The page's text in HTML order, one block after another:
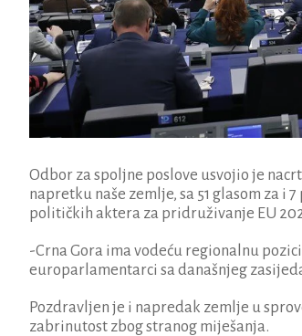
Odbor za spoljne poslove usvojio je
napretku naše zemlje, sa 51 glasom za i
političkih aktera za pridruživanje EU
-Crna Gora ima vodeću regionalnu
europarlamentarci sa današnjeg
Pozdravljen je i napredak zemlje u
zabrinutost zbog stranog miješanja.